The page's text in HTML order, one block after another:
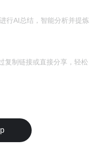
行AI总结，智能分析并提炼
复制链接或直接分享，轻松